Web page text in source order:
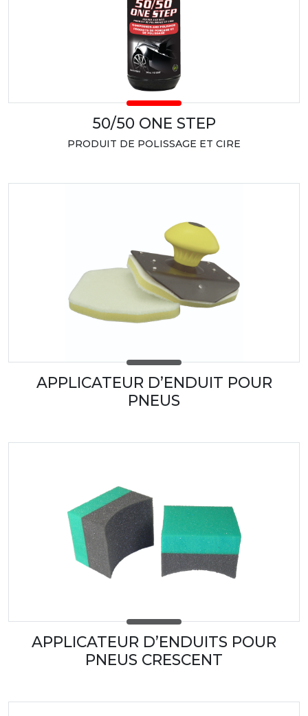
50/50 ONE STEP
PRODUIT DE POLISSAGE ET CIRE
APPLICATEUR D’ENDUIT POUR
PNEUS
APPLICATEUR D’ENDUITS POUR
PNEUS CRESCENT